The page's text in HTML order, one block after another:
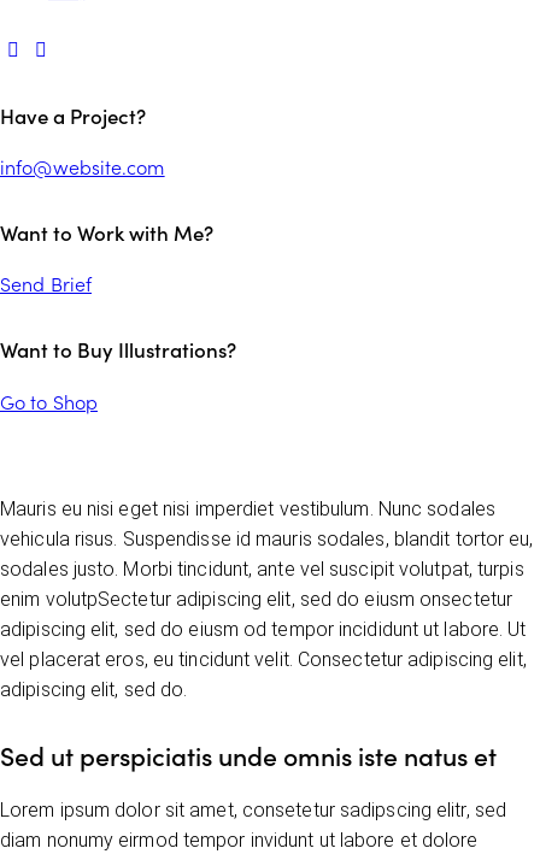
Have a Project?
info@website.com
Want to Work with Me?
Send Brief
Want to Buy Illustrations?
Go to Shop
Mauris eu nisi eget nisi imperdiet vestibulum. Nunc sodales
vehicula risus. Suspendisse id mauris sodales, blandit tortor eu,
sodales justo. Morbi tincidunt, ante vel suscipit volutpat, turpis
enim volutpSectetur adipiscing elit, sed do eiusm onsectetur
adipiscing elit, sed do eiusm od tempor incididunt ut labore. Ut
vel placerat eros, eu tincidunt velit. Consectetur adipiscing elit,
adipiscing elit, sed do.
Sed ut perspiciatis unde omnis iste natus et
Lorem ipsum dolor sit amet, consetetur sadipscing elitr, sed
diam nonumy eirmod tempor invidunt ut labore et dolore